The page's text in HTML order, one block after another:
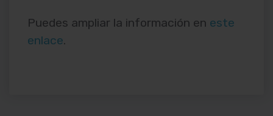
Puedes ampliar la información en este
enlace.